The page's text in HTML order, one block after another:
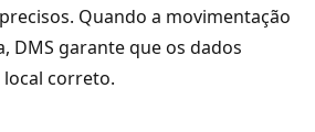
Quando a movimentação
DMS garante que os dados
correto.